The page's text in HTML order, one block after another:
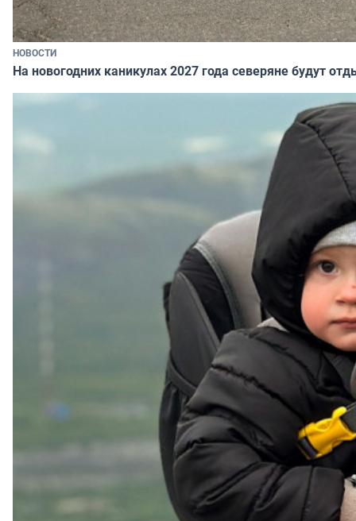
НОВОСТИ
На новогодних каникулах 2027 года северяне будут